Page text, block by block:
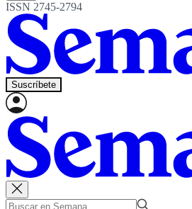
ISSN 2745-2794
Suscríbete